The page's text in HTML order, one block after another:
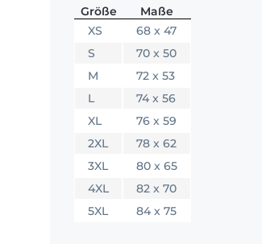
Größe
Maße
XS
68 x 47
S
70 x 50
M
72 x 53
L
74 x 56
XL
76 x 59
2XL
78 x 62
3XL
80 x 65
4XL
82 x 70
5XL
84 x 75